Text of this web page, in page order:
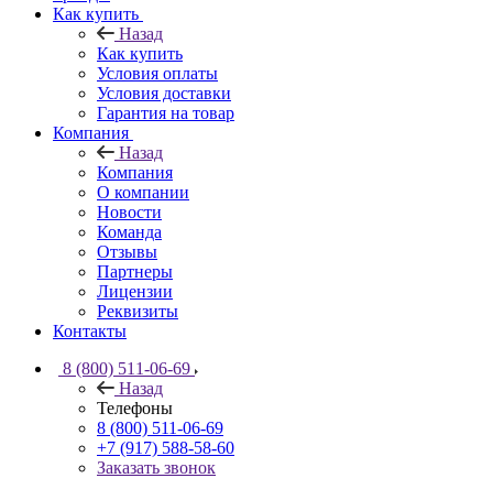
Как купить
Назад
Как купить
Условия оплаты
Условия доставки
Гарантия на товар
Компания
Назад
Компания
О компании
Новости
Команда
Отзывы
Партнеры
Лицензии
Реквизиты
Контакты
8 (800) 511-06-69
Назад
Телефоны
8 (800) 511-06-69
+7 (917) 588-58-60
Заказать звонок